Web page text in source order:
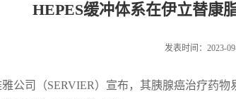
HEPES缓冲体系在伊立替康
发表时间：2023-
雅公司（SERVIER）宣布，其胰腺癌治疗药